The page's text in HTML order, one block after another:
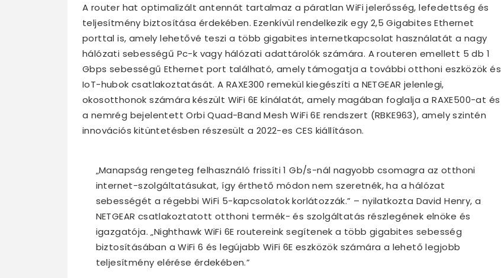
A router hat optimalizált antennát tartalmaz a páratlan WiFi jelerősség, lefedettség és
teljesítmény biztosítása érdekében. Ezenkívül rendelkezik egy 2,5 Gigabites Ethernet
porttal is, amely lehetővé teszi a több gigabites internetkapcsolat használatát a nagy
hálózati sebességű Pc-k vagy hálózati adattárolók számára. A routeren emellett 5 db 1
Gbps sebességű Ethernet port található, amely támogatja a további otthoni eszközök és
IoT-hubok csatlakoztatását. A RAXE300 remekül kiegészíti a NETGEAR jelenlegi,
okosotthonok számára készült WiFi 6E kínálatát, amely magában foglalja a RAXE500-at és
a nemrég bejelentett Orbi Quad-Band Mesh WiFi 6E rendszert (RBKE963), amely szintén
innovációs kitüntetésben részesült a 2022-es CES kiállításon.
„Manapság rengeteg felhasználó frissíti 1 Gb/s-nál nagyobb csomagra az otthoni
internet-szolgáltatásukat, így érthető módon nem szeretnék, ha a hálózat
sebességét a régebbi WiFi 5-kapcsolatok korlátozzák.” – nyilatkozta David Henry, a
NETGEAR csatlakoztatott otthoni termék- és szolgáltatás részlegének elnöke és
igazgatója. „Nighthawk WiFi 6E routereink segítenek a több gigabites sebesség
biztosításában a WiFi 6 és legújabb WiFi 6E eszközök számára a lehető legjobb
teljesítmény elérése érdekében.”